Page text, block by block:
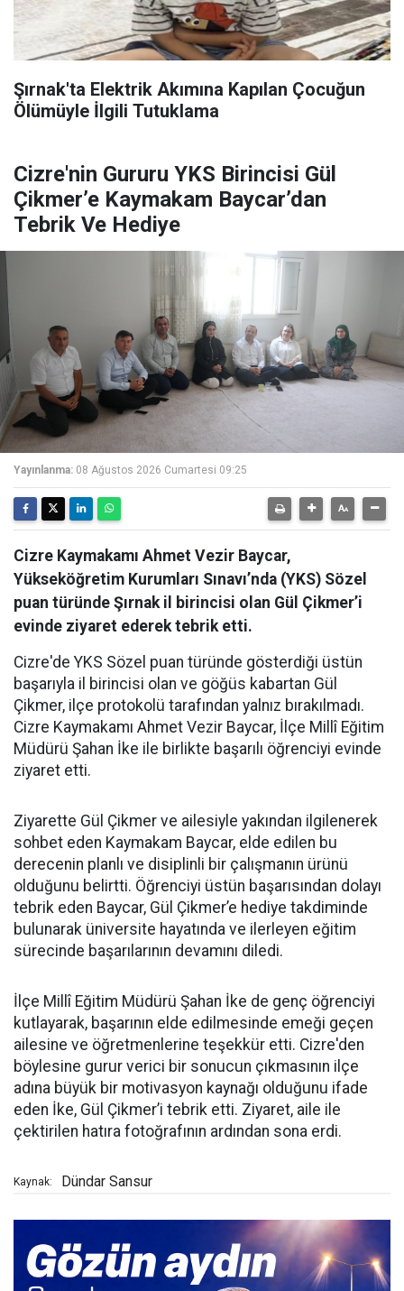
Şırnak'ta Elektrik Akımına Kapılan Çocuğun
Ölümüyle İlgili Tutuklama
Cizre'nin Gururu YKS Birincisi Gül
Çikmer’e Kaymakam Baycar’dan
Tebrik Ve Hediye
Yayınlanma: 08 Ağustos 2026 Cumartesi 09:25
Cizre Kaymakamı Ahmet Vezir Baycar,
Yükseköğretim Kurumları Sınavı’nda (YKS) Sözel
puan türünde Şırnak il birincisi olan Gül Çikmer’i
evinde ziyaret ederek tebrik etti.
Cizre'de YKS Sözel puan türünde gösterdiği üstün
başarıyla il birincisi olan ve göğüs kabartan Gül
Çikmer, ilçe protokolü tarafından yalnız bırakılmadı.
Cizre Kaymakamı Ahmet Vezir Baycar, İlçe Millî Eğitim
Müdürü Şahan İke ile birlikte başarılı öğrenciyi evinde
ziyaret etti.
Ziyarette Gül Çikmer ve ailesiyle yakından ilgilenerek
sohbet eden Kaymakam Baycar, elde edilen bu
derecenin planlı ve disiplinli bir çalışmanın ürünü
olduğunu belirtti. Öğrenciyi üstün başarısından dolayı
tebrik eden Baycar, Gül Çikmer’e hediye takdiminde
bulunarak üniversite hayatında ve ilerleyen eğitim
sürecinde başarılarının devamını diledi.
İlçe Millî Eğitim Müdürü Şahan İke de genç öğrenciyi
kutlayarak, başarının elde edilmesinde emeği geçen
ailesine ve öğretmenlerine teşekkür etti. Cizre'den
böylesine gurur verici bir sonucun çıkmasının ilçe
adına büyük bir motivasyon kaynağı olduğunu ifade
eden İke, Gül Çikmer’i tebrik etti. Ziyaret, aile ile
çektirilen hatıra fotoğrafının ardından sona erdi.
Kaynak: Dündar Sansur